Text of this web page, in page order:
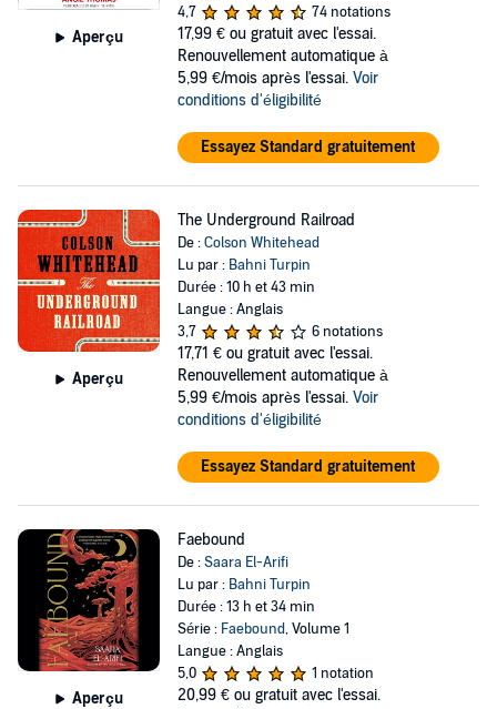
Aperçu
4,7
74 notations
17,99 € ou gratuit avec l'essai.
Renouvellement automatique à
5,99 €/mois après l'essai. Voir
conditions d'éligibilité
Essayez Standard gratuitement
Aperçu
The Underground Railroad
De :Colson Whitehead
Lu par : Bahni Turpin
Durée : 10 h et 43 min
Langue : Anglais
3,7
6 notations
17,71 € ou gratuit avec l'essai.
Renouvellement automatique à
5,99 €/mois après l'essai. Voir
conditions d'éligibilité
Essayez Standard gratuitement
Aperçu
Faebound
De :Saara El-Arifi
Lu par : Bahni Turpin
Durée : 13 h et 34 min
Série : Faebound, Volume 1
Langue : Anglais
5,0
1 notation
20,99 € ou gratuit avec l'essai.